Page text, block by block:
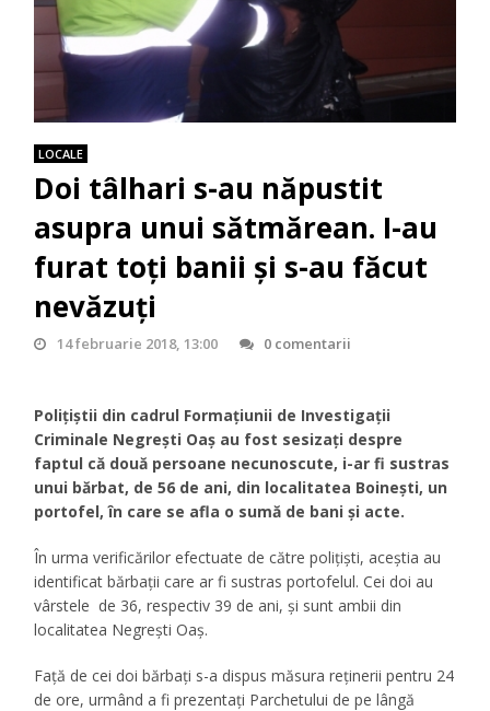
LOCALE
Doi tâlhari s-au năpustit
asupra unui sătmărean. I-au
furat toți banii și s-au făcut
nevăzuți
14 februarie 2018, 13:00 0 comentarii
Polițiștii din cadrul Formațiunii de Investigații
Criminale Negrești Oaș au fost sesizați despre
faptul că două persoane necunoscute, i-ar fi sustras
unui bărbat, de 56 de ani, din localitatea Boinești, un
portofel, în care se afla o sumă de bani și acte.
În urma verificărilor efectuate de către polițiști, aceștia au
identificat bărbații care ar fi sustras portofelul. Cei doi au
vârstele de 36, respectiv 39 de ani, și sunt ambii din
localitatea Negrești Oaș.
Față de cei doi bărbați s-a dispus măsura reținerii pentru 24
de ore, urmând a fi prezentați Parchetului de pe lângă